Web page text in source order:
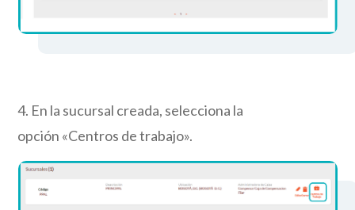
4. En la sucursal creada, selecciona la
opción «Centros de trabajo».